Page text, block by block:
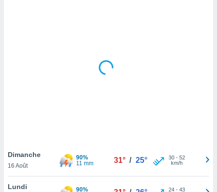
notre
Dimanche
16 Août
90%
11 mm
31° / 25° 30- 52
km/h
Lundi
90%
24- 43